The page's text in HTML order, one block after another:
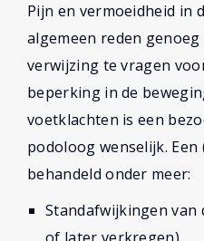
Pijn en vermoeidheid in
algemeen reden
verwijzing te vragen
beperking in de
voetklachten is een
podoloog wenselijk.
behandeld onder meer:
Standafwijkingen van